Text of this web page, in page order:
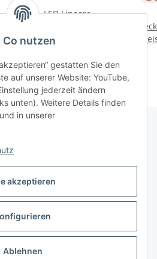
akzeptieren
Ablehnen
Co nutzen
gestatten Sie den
auf unserer Website: YouTube,
jederzeit ändern
unten). Weitere Details finden
und in unserer
LED Lineare
Deckenleuchte 32W IP40
CCT 3000K/4000K/6500K
Preise nach Anmeldung
widerrufen
zzgl.Versand